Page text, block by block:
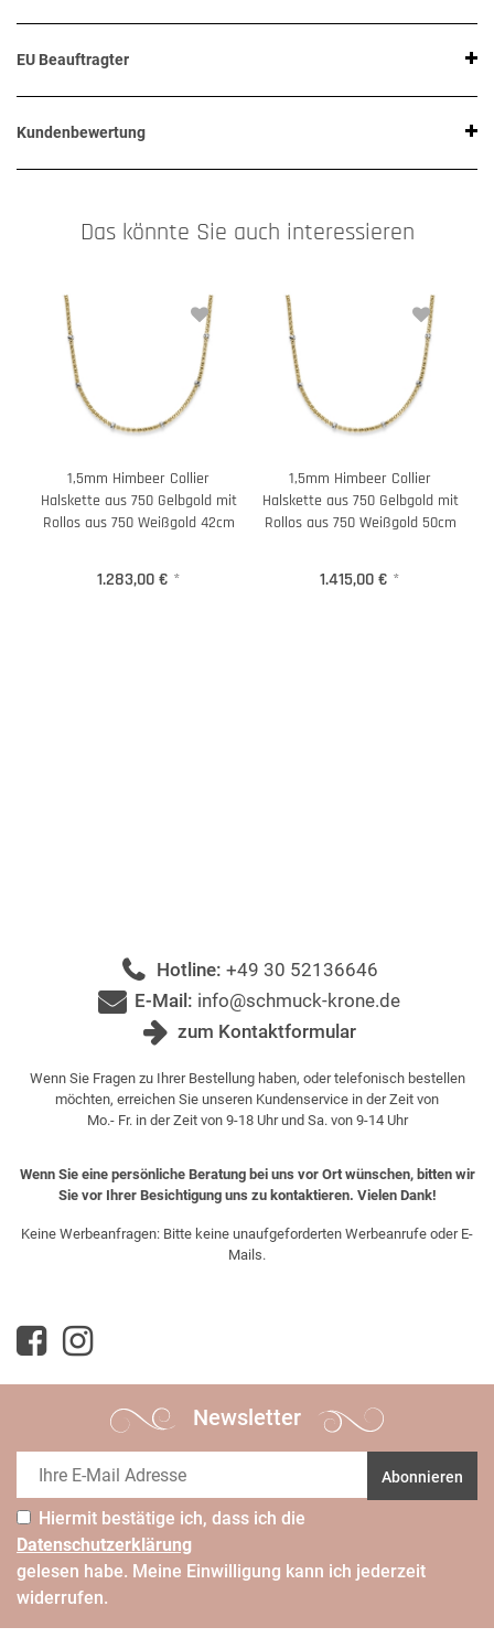
EU Beauftragter
Kundenbewertung
Das könnte Sie auch interessieren
1,5mm Himbeer Collier
Halskette aus 750 Gelbgold mit
Rollos aus 750 Weißgold 42cm
1.283,00 € *
1,5mm Himbeer Collier
Halskette aus 750 Gelbgold mit
Rollos aus 750 Weißgold 50cm
1.415,00 € *
Hotline: +49 30 52136646
E-Mail: info@schmuck-krone.de
zum Kontaktformular
Wenn Sie Fragen zu Ihrer Bestellung haben, oder telefonisch bestellen
möchten, erreichen Sie unseren Kundenservice in der Zeit von
Mo.- Fr. in der Zeit von 9-18 Uhr und Sa. von 9-14 Uhr
Wenn Sie eine persönliche Beratung bei uns vor Ort wünschen, bitten wir
Sie vor Ihrer Besichtigung uns zu kontaktieren. Vielen Dank!
Keine Werbeanfragen: Bitte keine unaufgeforderten Werbeanrufe oder E-
Mails.
Newsletter
Abonnieren
Hiermit bestätige ich, dass ich die
Daten­schutz­erklärung
gelesen habe. Meine Einwilligung kann ich jederzeit
widerrufen.